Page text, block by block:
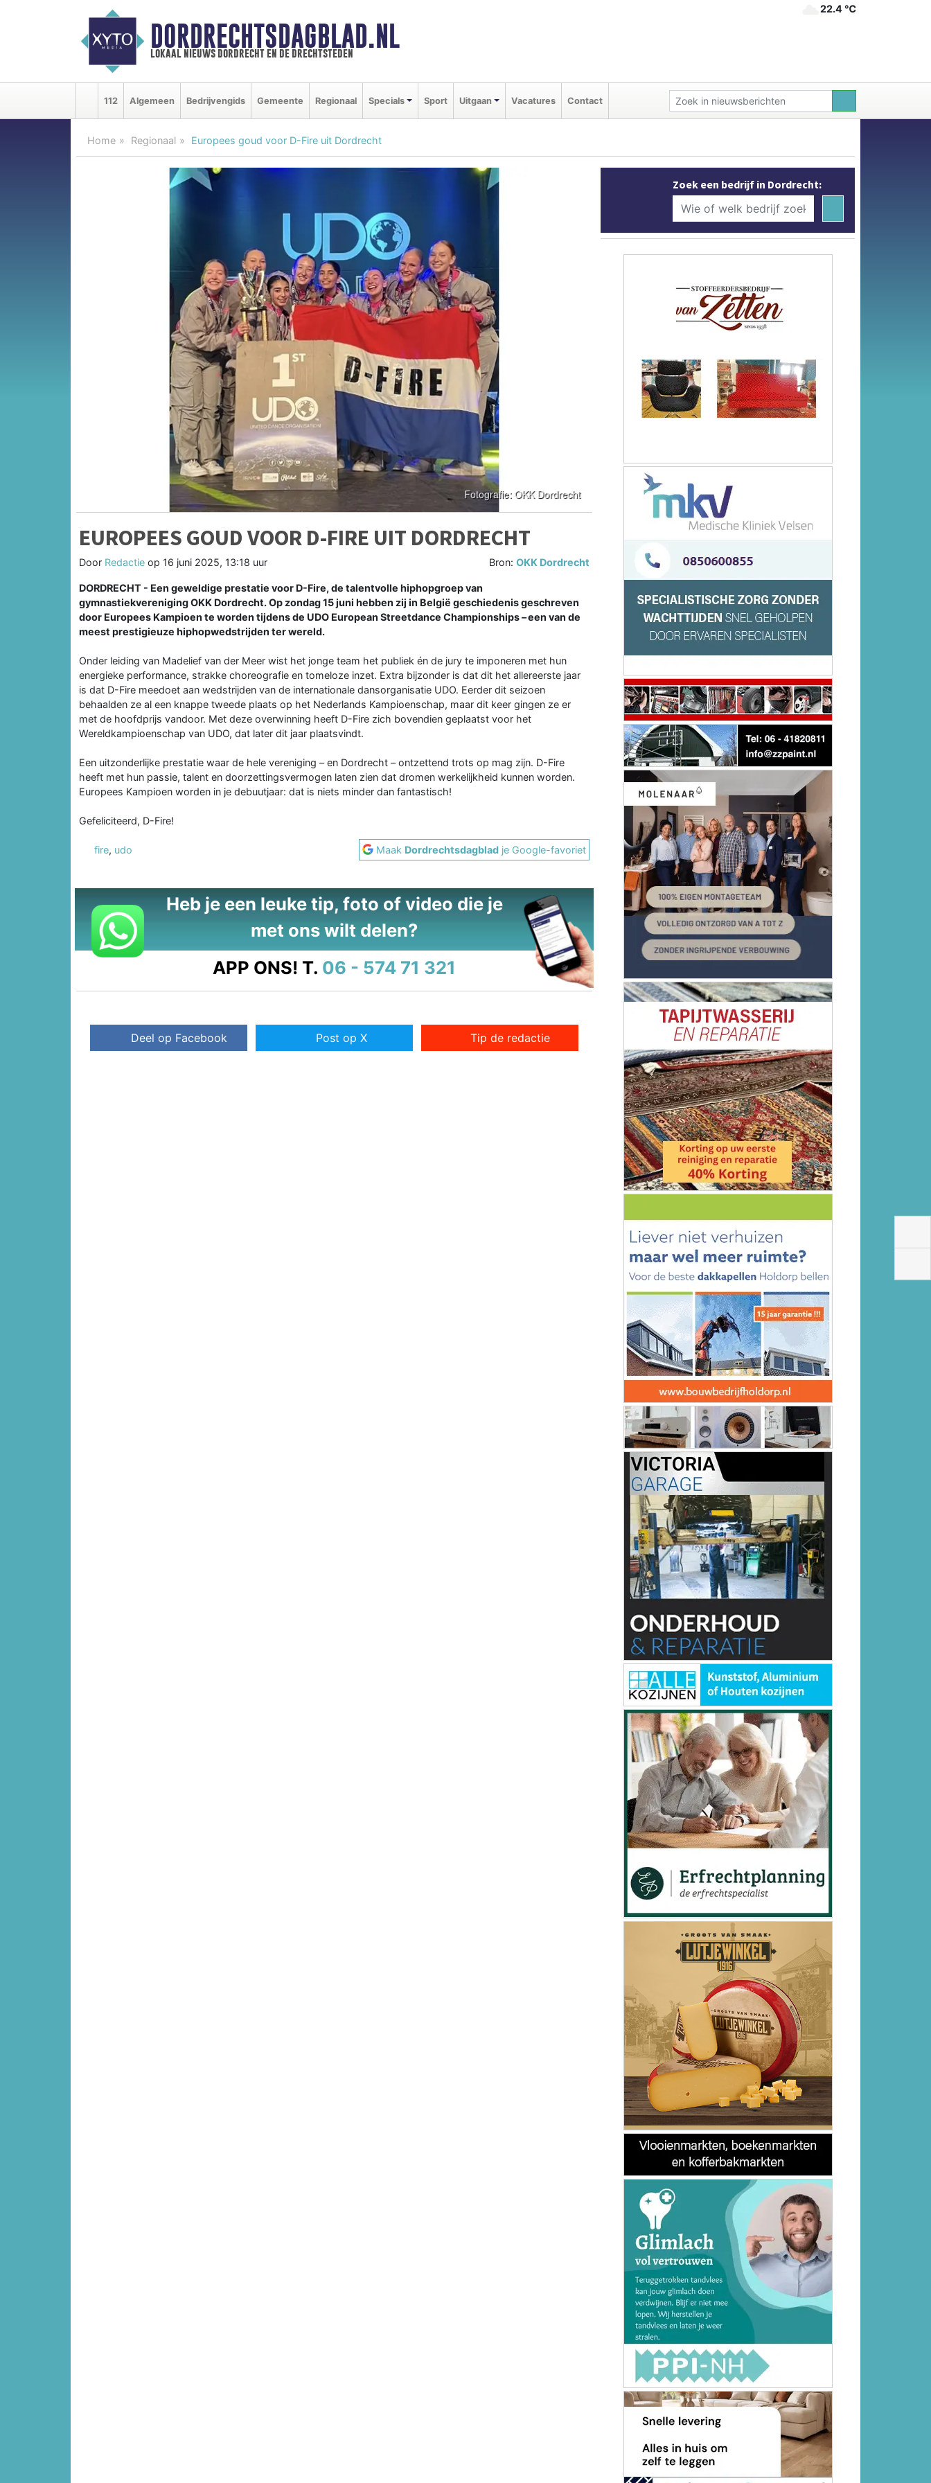
DORDRECHTSDAGBLAD.NL
lokaal nieuws dordrecht en de drechtsteden
22.4 ℃
112 Algemeen Bedrijvengids Gemeente Regionaal Specials Sport Uitgaan Vacatures Contact
Home Regionaal Europees goud voor D-Fire uit Dordrecht
EUROPEES GOUD VOOR D-FIRE UIT DORDRECHT
Door Redactie op 16 juni 2025, 13:18 uur Bron:OKK Dordrecht
DORDRECHT - Een geweldige prestatie voor D-Fire, de talentvolle hiphopgroep van
gymnastiekvereniging OKK Dordrecht. Op zondag 15 juni hebben zij in België geschiedenis geschreven
door Europees Kampioen te worden tijdens de UDO European Streetdance Championships – een van de
meest prestigieuze hiphopwedstrijden ter wereld.
Onder leiding van Madelief van der Meer wist het jonge team het publiek én de jury te imponeren met hun
energieke performance, strakke choreografie en tomeloze inzet. Extra bijzonder is dat dit het allereerste jaar
is dat D-Fire meedoet aan wedstrijden van de internationale dansorganisatie UDO. Eerder dit seizoen
behaalden ze al een knappe tweede plaats op het Nederlands Kampioenschap, maar dit keer gingen ze er
met de hoofdprijs vandoor. Met deze overwinning heeft D-Fire zich bovendien geplaatst voor het
Wereldkampioenschap van UDO, dat later dit jaar plaatsvindt.
Een uitzonderlijke prestatie waar de hele vereniging – en Dordrecht – ontzettend trots op mag zijn. D-Fire
heeft met hun passie, talent en doorzettingsvermogen laten zien dat dromen werkelijkheid kunnen worden.
Europees Kampioen worden in je debuutjaar: dat is niets minder dan fantastisch!
Gefeliciteerd, D-Fire!
fire, udo Maak Dordrechtsdagblad je Google-favoriet
Heb je een leuke tip, foto of video die je
met ons wilt delen?
APP ONS! T. 06 - 574 71 321
Deel op Facebook Post op X Tip de redactie
Zoek een bedrijf in Dordrecht: